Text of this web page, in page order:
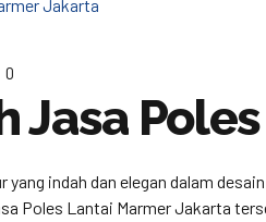
0
Jasa
indah dan elegan dalam
Poles Lantai Marmer Jakarta